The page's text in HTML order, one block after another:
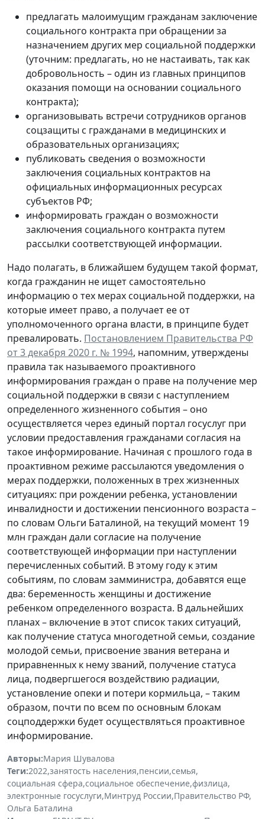
предлагать малоимущим гражданам заключение
социального контракта при обращении за
назначением других мер социальной поддержки
(уточним: предлагать, но не настаивать, так как
добровольность – один из главных принципов
оказания помощи на основании социального
контракта);
организовывать встречи сотрудников органов
соцзащиты с гражданами в медицинских и
образовательных организациях;
публиковать сведения о возможности
заключения социальных контрактов на
официальных информационных ресурсах
субъектов РФ;
информировать граждан о возможности
заключения социального контракта путем
рассылки соответствующей информации.
Надо полагать, в ближайшем будущем такой формат,
когда гражданин не ищет самостоятельно
информацию о тех мерах социальной поддержки, на
которые имеет право, а получает ее от
уполномоченного органа власти, в принципе будет
превалировать. Постановлением Правительства РФ
от 3 декабря 2020 г. № 1994, напомним, утверждены
правила так называемого проактивного
информирования граждан о праве на получение мер
социальной поддержки в связи с наступлением
определенного жизненного события – оно
осуществляется через единый портал госуслуг при
условии предоставления гражданами согласия на
такое информирование. Начиная с прошлого года в
проактивном режиме рассылаются уведомления о
мерах поддержки, положенных в трех жизненных
ситуациях: при рождении ребенка, установлении
инвалидности и достижении пенсионного возраста –
по словам Ольги Баталиной, на текущий момент 19
млн граждан дали согласие на получение
соответствующей информации при наступлении
перечисленных событий. В этому году к этим
событиям, по словам замминистра, добавятся еще
два: беременность женщины и достижение
ребенком определенного возраста. В дальнейших
планах – включение в этот список таких ситуаций,
как получение статуса многодетной семьи, создание
молодой семьи, присвоение звания ветерана и
приравненных к нему званий, получение статуса
лица, подвергшегося воздействию радиации,
установление опеки и потери кормильца, – таким
образом, почти по всем по основным блокам
соцподдержки будет осуществляться проактивное
информирование.
Авторы:Мария Шувалова
Теги:2022,занятость населения,пенсии,семья,
социальная сфера,социальное обеспечение,физлица,
электронные госуслуги,Минтруд России,Правительство РФ,
Ольга Баталина